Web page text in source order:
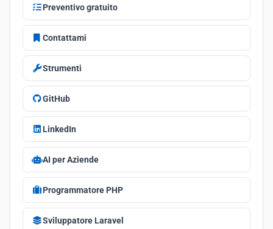
Preventivo gratuito
Contattami
Strumenti
GitHub
LinkedIn
AI per Aziende
Programmatore PHP
Sviluppatore Laravel